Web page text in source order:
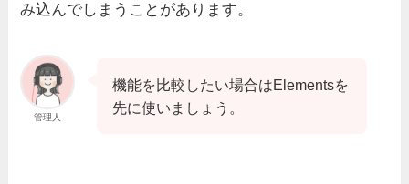
み込んでしまうことがあります。
管理人
機能を比較したい場合はElementsを
先に使いましょう。